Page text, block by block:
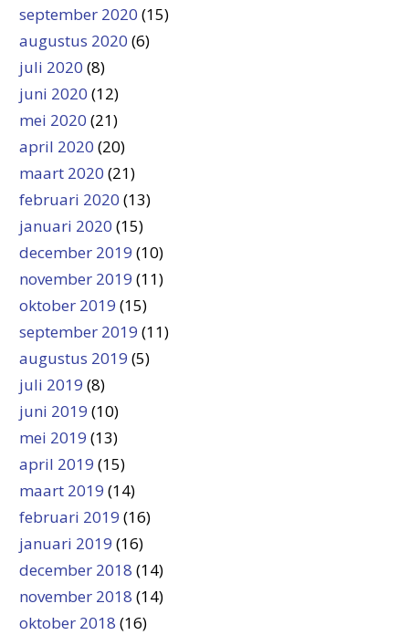
september 2020 (15)
augustus 2020 (6)
juli 2020 (8)
juni 2020 (12)
mei 2020 (21)
april 2020 (20)
maart 2020 (21)
februari 2020 (13)
januari 2020 (15)
december 2019 (10)
november 2019 (11)
oktober 2019 (15)
september 2019 (11)
augustus 2019 (5)
juli 2019 (8)
juni 2019 (10)
mei 2019 (13)
april 2019 (15)
maart 2019 (14)
februari 2019 (16)
januari 2019 (16)
december 2018 (14)
november 2018 (14)
oktober 2018 (16)